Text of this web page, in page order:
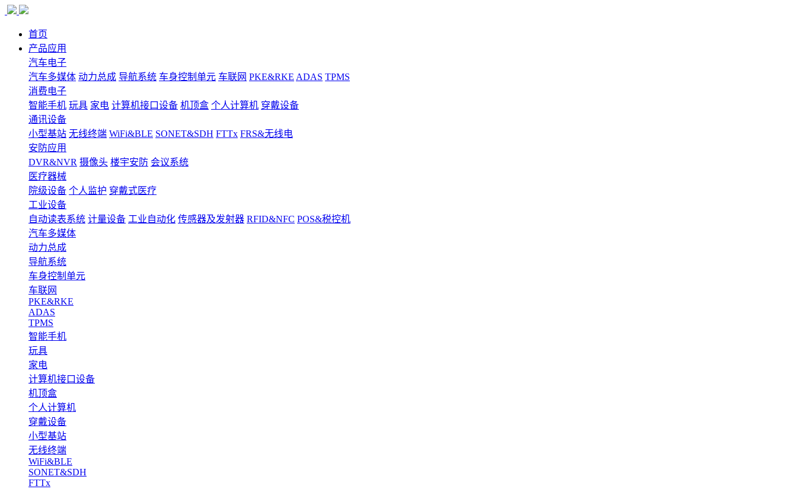
首页
产品应用
汽车电子
汽车多媒体 动力总成 导航系统 车身控制单元 车联网 PKE&RKE ADAS TPMS
消费电子
智能手机 玩具 家电 计算机接口设备 机顶盒 个人计算机 穿戴设备
通讯设备
小型基站 无线终端 WiFi&BLE SONET&SDH FTTx FRS&无线电
安防应用
DVR&NVR 摄像头 楼宇安防 会议系统
医疗器械
院级设备 个人监护 穿戴式医疗
工业设备
自动读表系统 计量设备 工业自动化 传感器及发射器 RFID&NFC POS&税控机
汽车多媒体
动力总成
导航系统
车身控制单元
车联网
PKE&RKE
ADAS
TPMS
智能手机
玩具
家电
计算机接口设备
机顶盒
个人计算机
穿戴设备
小型基站
无线终端
WiFi&BLE
SONET&SDH
FTTx